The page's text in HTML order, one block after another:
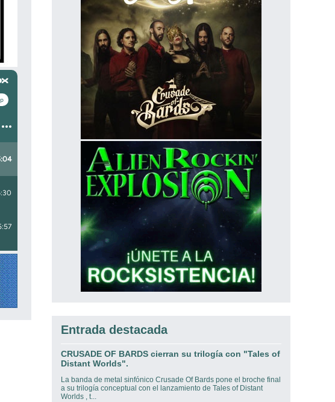
Entrada destacada
CRUSADE OF BARDS cierran su trilogía con "Tales of
Distant Worlds".
La banda de metal sinfónico Crusade Of Bards pone el broche final
a su trilogía conceptual con el lanzamiento de Tales of Distant
Worlds , t...